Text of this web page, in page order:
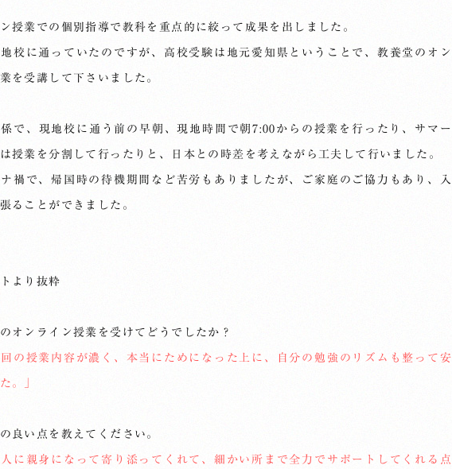
授業での個別指導で教科を重点的に絞って成果を出しました。
校に通っていたのですが、高校受験は地元愛知県ということで、教養堂のオン
を受講して下さいました。
で、現地校に通う前の早朝、現地時間で朝7:00からの授業を行ったり、サマー
授業を分割して行ったりと、日本との時差を考えながら工夫して行いました。
禍で、帰国時の待機期間など苦労もありましたが、ご家庭のご協力もあり、入
ることができました。
より抜粋
オンライン授業を受けてどうでしたか？
回の授業内容が濃く、本当にためになった上に、自分の勉強のリズムも整って安
。」
良い点を教えてください。
人に親身になって寄り添ってくれて、細かい所まで全力でサポートしてくれる点